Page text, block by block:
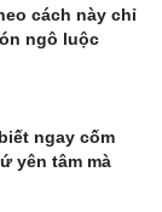
cách này chỉ
ngô luộc
ngay cốm
yên tâm mà